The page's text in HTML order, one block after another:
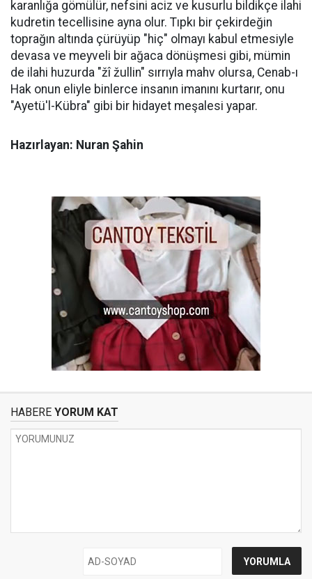
karanlığa gömülür, nefsini aciz ve kusurlu bildikçe ilahi
kudretin tecellisine ayna olur. Tıpkı bir çekirdeğin
toprağın altında çürüyüp "hiç" olmayı kabul etmesiyle
devasa ve meyveli bir ağaca dönüşmesi gibi, mümin
de ilahi huzurda "žî žullin" sırrıyla mahv olursa, Cenab-ı
Hak onun eliyle binlerce insanın imanını kurtarır, onu
"Ayetü'l-Kübra" gibi bir hidayet meşalesi yapar.
Hazırlayan: Nuran Şahin
HABERE YORUM KAT